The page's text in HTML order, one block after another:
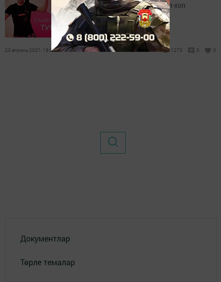
Габдулла Тукай шигыре хип-хоп
стилендә
20 апрель 2021, 18:00 1273 0 0
Документлар
Төрле темалар